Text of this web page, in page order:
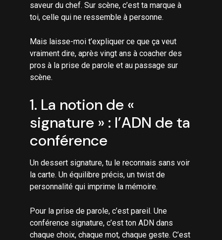
saveur du chef. Sur scène, c’est ta marque à
toi, celle qui ne ressemble à personne.
Mais laisse-moi t’expliquer ce que ça veut
vraiment dire, après vingt ans à coacher des
pros à la prise de parole et au passage sur
scène.
1. La notion de «
signature » : l’ADN de ta
conférence
Un dessert signature, tu le reconnais sans voir
la carte. Un équilibre précis, un twist de
personnalité qui imprime la mémoire.
Pour la prise de parole, c’est pareil. Une
conférence signature, c’est ton ADN dans
chaque choix, chaque mot, chaque geste. C’est